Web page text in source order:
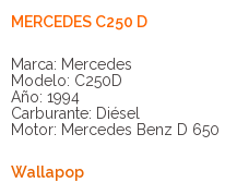
MERCEDES C250 D
Marca: Mercedes
Modelo: C250D
Año: 1994
Carburante: Diésel
Motor: Mercedes Benz D 650
Wallapop